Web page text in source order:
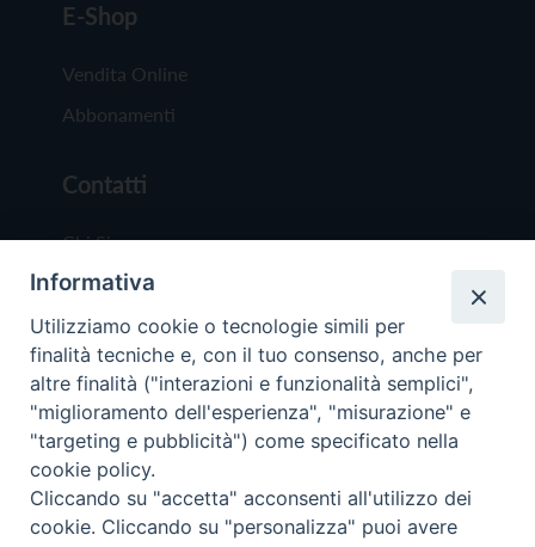
E-Shop
Vendita Online
Abbonamenti
Contatti
Chi Siamo
Redazione
Scrivici
Copyright © 2019 - Tutti i diritti riservati - Vita
Trentina Editrice
Informativa
Utilizziamo cookie o tecnologie simili per
finalità tecniche e, con il tuo consenso, anche per
altre finalità ("interazioni e funzionalità semplici",
"miglioramento dell'esperienza", "misurazione" e
"targeting e pubblicità") come specificato nella
cookie policy.
Cliccando su "accetta" acconsenti all'utilizzo dei
cookie. Cliccando su "personalizza" puoi avere